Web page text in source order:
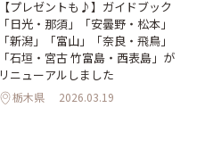
【プレゼントも♪】ガイドブック
「日光・那須」「安曇野・松本」
「新潟」「富山」「奈良・飛鳥」
「石垣・宮古 竹富島・西表島」が
リニューアルしました
栃木県 2026.03.19